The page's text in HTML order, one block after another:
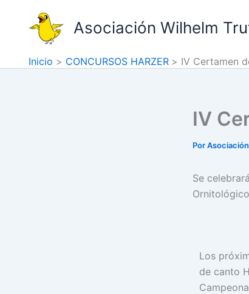
contenido
Asociación Wilhelm
Inicio CONCURSOS HARZER IV Certamen
IV
Por
Se
Los
de canto